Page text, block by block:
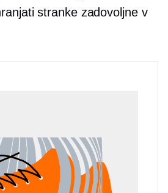
stranke zadovoljne v